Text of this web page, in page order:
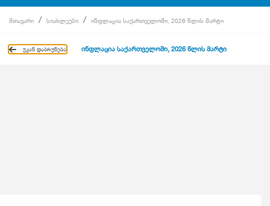
მთავარი სიახლეები ინფლაცია საქართველოში, 2026 წლის მარტი
უკან დაბრუნება ინფლაცია საქართველოში, 2026 წლის მარტი